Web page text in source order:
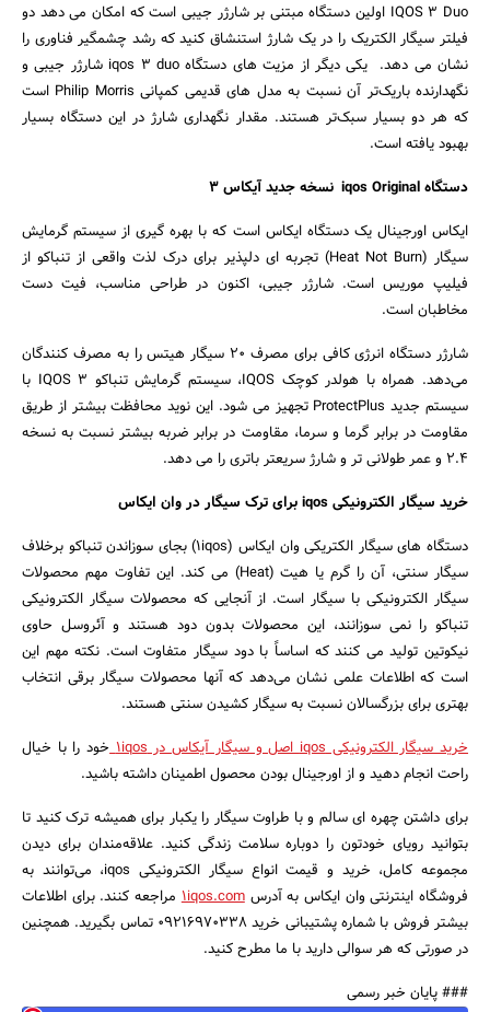
IQOS 3 Duo اولین دستگاه مبتنی بر شارژر جیبی است که امکان می دهد دو
فیلتر سیگار الکتریک را در یک شارژ استنشاق کنید که رشد چشمگیر فناوری را
نشان می دهد. یکی دیگر از مزیت های دستگاه iqos 3 duo شارژر جیبی و
نگهدارنده باریک‌تر آن نسبت به مدل های قدیمی کمپانی Philip Morris است
که هر دو بسیار سبک‌تر هستند. مقدار نگهداری شارژ در این دستگاه بسیار
بهبود یافته است.
دستگاه iqos Original نسخه جدید آیکاس 3
ایکاس اورجینال یک دستگاه ایکاس است که با بهره گیری از سیستم گرمایش
سیگار (Heat Not Burn) تجربه ای دلپذیر برای درک لذت واقعی از تنباکو از
فیلیپ موریس است. شارژر جیبی، اکنون در طراحی مناسب، فیت دست
مخاطبان است.
شارژر دستگاه انرژی کافی برای مصرف 20 سیگار هیتس را به مصرف کنندگان
می‌دهد. همراه با هولدر کوچک IQOS، سیستم گرمایش تنباکو IQOS 3 با
سیستم جدید ProtectPlus تجهیز می شود. این نوید محافظت بیشتر از طریق
مقاومت در برابر گرما و سرما، مقاومت در برابر ضربه بیشتر نسبت به نسخه
2.4 و عمر طولانی تر و شارژ سریعتر باتری را می دهد.
خرید سیگار الکترونیکی iqos برای ترک سیگار در وان ایکاس
دستگاه های سیگار الکتریکی وان ایکاس (1iqos) بجای سوزاندن تنباکو برخلاف
سیگار سنتی، آن را گرم یا هیت (Heat) می کند. این تفاوت مهم محصولات
سیگار الکترونیکی با سیگار است. از آنجایی که محصولات سیگار الکترونیکی
تنباکو را نمی سوزانند، این محصولات بدون دود هستند و آئروسل حاوی
نیکوتین تولید می کنند که اساساً با دود سیگار متفاوت است. نکته مهم این
است که اطلاعات علمی نشان می‌دهد که آنها محصولات سیگار برقی انتخاب
بهتری برای بزرگسالان نسبت به سیگار کشیدن سنتی هستند.
خرید سیگار الکترونیکی iqos اصل و سیگار آیکاس در 1iqos
خود را با خیال
راحت انجام دهید و از اورجینال بودن محصول اطمینان داشته باشید.
برای داشتن چهره ای سالم و با طراوت سیگار را یکبار برای همیشه ترک کنید تا
بتوانید رویای خودتون را دوباره سلامت زندگی کنید. علاقه‌مندان برای دیدن
مجموعه کامل، خرید و قیمت انواع سیگار الکترونیکی iqos، می‌توانند به
فروشگاه اینترنتی وان ایکاس به آدرس1iqos.comمراجعه کنند. برای اطلاعات
بیشتر فروش با شماره پشتیبانی خرید 09216970338 تماس بگیرید. همچنین
در صورتی که هر سوالی دارید با ما مطرح کنید.
### پایان خبر رسمی